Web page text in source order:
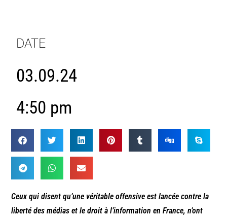
DATE
03.09.24
4:50 pm
Ceux qui disent qu’une véritable offensive est lancée contre la
liberté des médias et le droit à l’information en France, n’ont